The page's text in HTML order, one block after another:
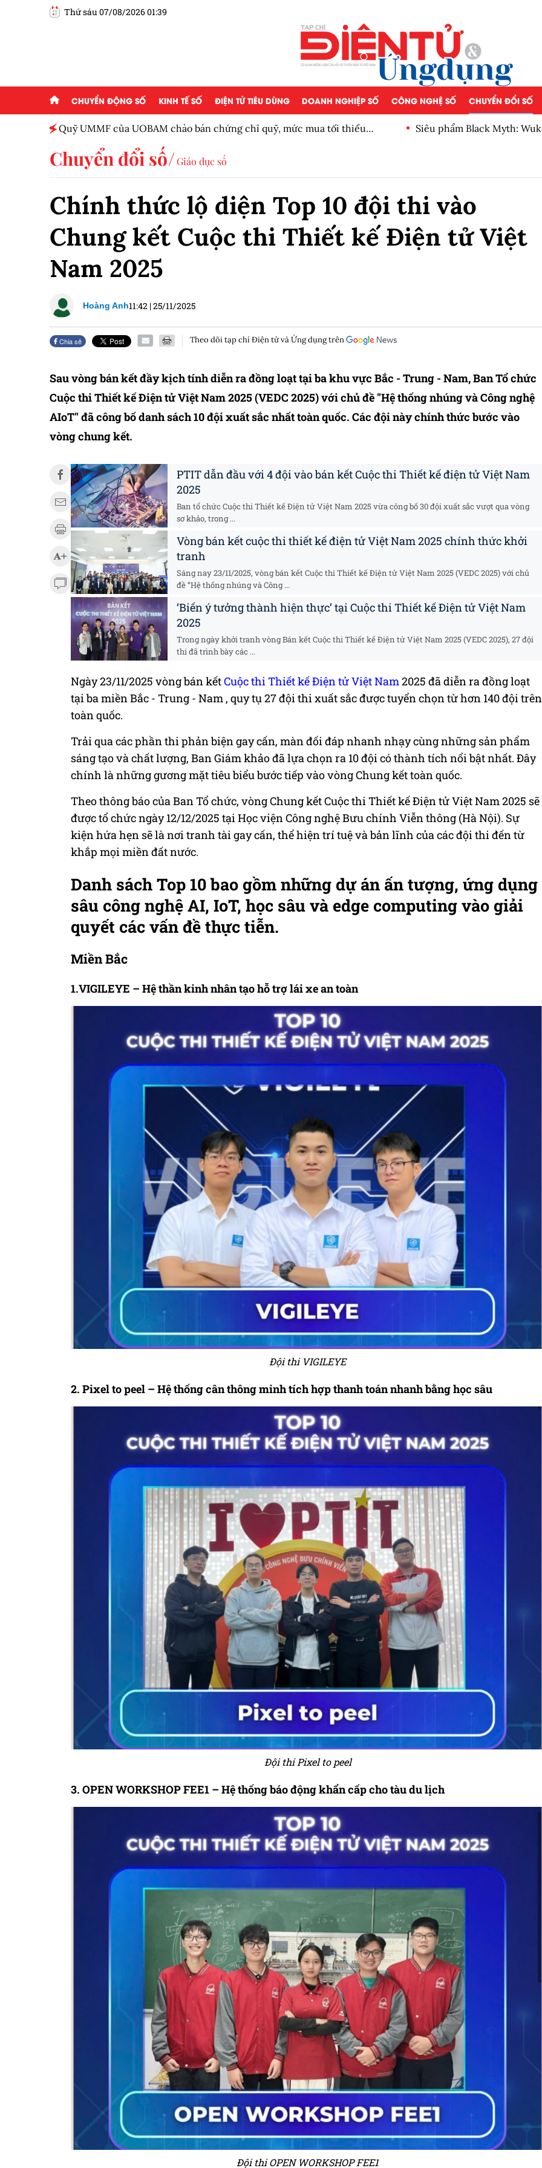
Thứ sáu 07/08/2026 01:39
CHUYỂN ĐỘNG SỐ KINH TẾ SỐ ĐIỆN TỬ TIÊU DÙNG DOANH NGHIỆP SỐ CÔNG NGHỆ SỐ CHUYỂN ĐỔI SỐ
Quỹ UMMF của UOBAM chào bán chứng chỉ quỹ, mức mua tối thiểu
Siêu phẩm Black Myth:
Chuyển đổi số Giáo dục số
Chính thức lộ diện Top 10 đội thi vào
Chung kết Cuộc thi Thiết kế Điện tử Việt
Nam 2025
Hoàng Anh11:42 |25/11/2025
Chia sẻ Theo dõi tạp chí Điện tử và Ứng dụng trên
Sau vòng bán kết đầy kịch tính diễn ra đồng loạt tại ba khu vực Bắc - Trung - Nam, Ban Tổ chức
Cuộc thi Thiết kế Điện tử Việt Nam 2025 (VEDC 2025) với chủ đề "Hệ thống nhúng và Công nghệ
AIoT" đã công bố danh sách 10 đội xuất sắc nhất toàn quốc. Các đội này chính thức bước vào
vòng chung kết.
PTIT dẫn đầu với 4 đội vào bán kết Cuộc thi Thiết kế điện tử Việt Nam
2025
Ban tổ chức Cuộc thi Thiết kế Điện tử Việt Nam 2025 vừa công bố 30 đội xuất sắc vượt qua vòng
sơ khảo, trong ...
Vòng bán kết cuộc thi thiết kế điện tử Việt Nam 2025 chính thức khởi
tranh
Sáng nay 23/11/2025, vòng bán kết Cuộc thi Thiết kế Điện tử Việt Nam 2025 (VEDC 2025) với chủ
đề “Hệ thống nhúng và Công ...
‘Biến ý tưởng thành hiện thực’ tại Cuộc thi Thiết kế Điện tử Việt Nam
2025
Trong ngày khởi tranh vòng Bán kết Cuộc thi Thiết kế Điện tử Việt Nam 2025 (VEDC 2025), 27 đội
thi đã trình bày các ...
Ngày 23/11/2025 vòng bán kếtCuộc thi Thiết kế Điện tử Việt Nam2025 đã diễn ra đồng loạt
tại ba miền Bắc - Trung - Nam , quy tụ 27 đội thi xuất sắc được tuyển chọn từ hơn 140 đội trên
toàn quốc.
Trải qua các phần thi phản biện gay cấn, màn đối đáp nhanh nhạy cùng những sản phẩm
sáng tạo và chất lượng, Ban Giám khảo đã lựa chọn ra 10 đội có thành tích nổi bật nhất. Đây
chính là những gương mặt tiêu biểu bước tiếp vào vòng Chung kết toàn quốc.
Theo thông báo của Ban Tổ chức, vòng Chung kết Cuộc thi Thiết kế Điện tử Việt Nam 2025 sẽ
được tổ chức ngày 12/12/2025 tại Học viện Công nghệ Bưu chính Viễn thông (Hà Nội). Sự
kiện hứa hẹn sẽ là nơi tranh tài gay cấn, thể hiện trí tuệ và bản lĩnh của các đội thi đến từ
khắp mọi miền đất nước.
Danh sách Top 10 bao gồm những dự án ấn tượng, ứng dụng
sâu công nghệ AI, IoT, học sâu và edge computing vào giải
quyết các vấn đề thực tiễn.
Miền Bắc
1.VIGILEYE – Hệ thần kinh nhân tạo hỗ trợ lái xe an toàn
Đội thi VIGILEYE
2. Pixel to peel – Hệ thống cân thông minh tích hợp thanh toán nhanh bằng học sâu
Đội thi Pixel to peel
3. OPEN WORKSHOP FEE1 – Hệ thống báo động khẩn cấp cho tàu du lịch
Đội thi OPEN WORKSHOP FEE1